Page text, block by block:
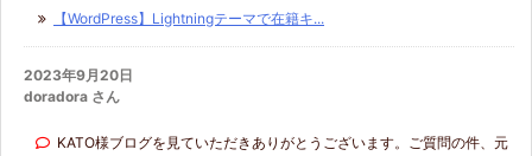
【WordPress】Lightningテーマで在籍キ...
2023年9月20日
doradora さん
KATO様ブログを見ていただきありがとうございます。ご質問の件、元